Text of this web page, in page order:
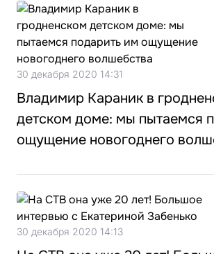
30 декабря 2020 14:31
Владимир Караник в
детском доме: мы пытаемся
ощущение новогоднего
30 декабря 2020 14:13